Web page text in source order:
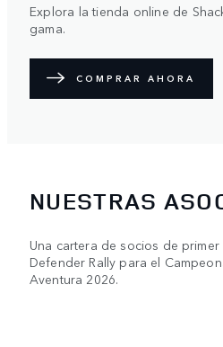
Explora la tienda online de
gama.
COMPRAR AHORA
NUESTRAS
Una cartera de socios de
Defender Rally para el
Aventura 2026.